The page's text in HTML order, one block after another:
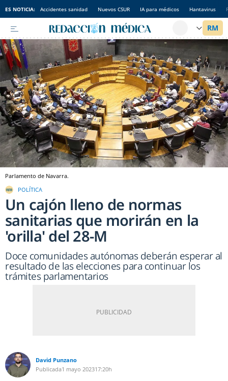
ES NOTICIA: Accidentes sanidad Nuevos CSUR IA para médicos Hantavirus
Parlamento de Navarra.
POLÍTICA
Un cajón lleno de normas
sanitarias que morirán en la
'orilla' del 28-M
Doce comunidades autónomas deberán esperar al
resultado de las elecciones para continuar los
trámites parlamentarios
David Punzano
Publicada1 mayo 202317:20h